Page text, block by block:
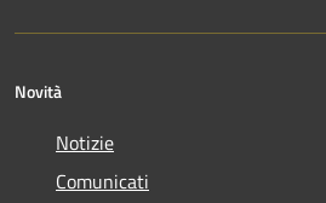
Novità
Notizie
Comunicati